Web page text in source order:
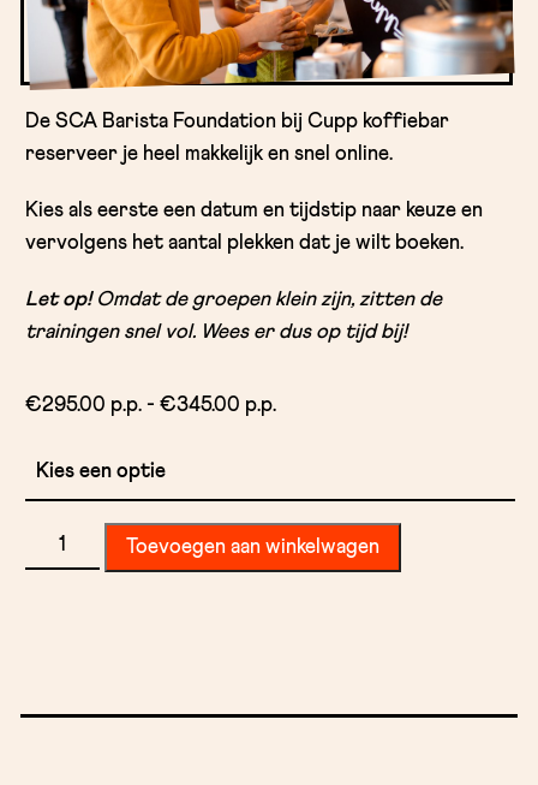
De SCA Barista Foundation bij Cupp koffiebar
reserveer je heel makkelijk en snel online.
Kies als eerste een datum en tijdstip naar keuze en
vervolgens het aantal plekken dat je wilt boeken.
Let op! Omdat de groepen klein zijn, zitten de
trainingen snel vol. Wees er dus op tijd bij!
€295.00 p.p. - €345.00 p.p.Prijsklasse:
€345.00
SCA
Barista
Toevoegen aan winkelwagen